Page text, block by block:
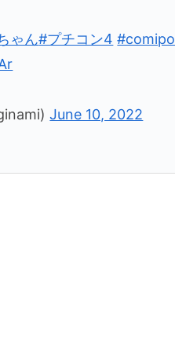
ゃん#プチコン4 #comipo
June 10, 2022